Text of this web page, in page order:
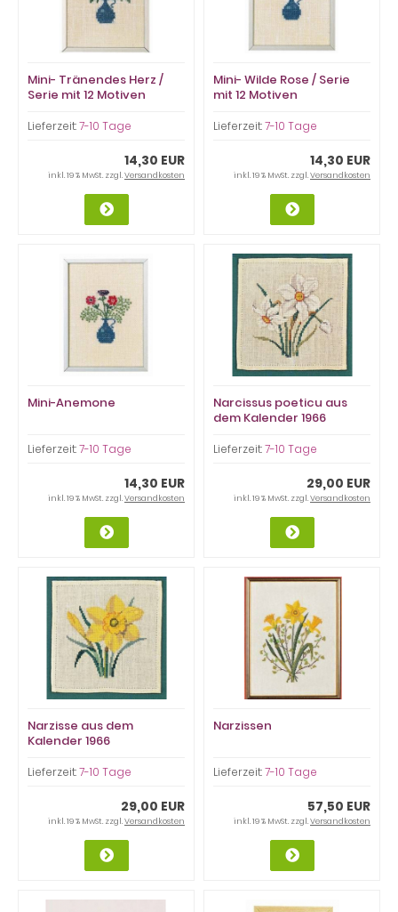
Mini- Tränendes Herz /
Serie mit 12 Motiven
Lieferzeit:7-10 Tage
14,30 EUR
inkl. 19 % MwSt. zzgl.Versandkosten
Mini- Wilde Rose / Serie
mit 12 Motiven
Lieferzeit:7-10 Tage
14,30 EUR
inkl. 19 % MwSt. zzgl.Versandkosten
Mini-Anemone
Lieferzeit:7-10 Tage
14,30 EUR
inkl. 19 % MwSt. zzgl.Versandkosten
Narcissus poeticu aus
dem Kalender 1966
Lieferzeit:7-10 Tage
29,00 EUR
inkl. 19 % MwSt. zzgl.Versandkosten
Narzisse aus dem
Kalender 1966
Lieferzeit:7-10 Tage
29,00 EUR
inkl. 19 % MwSt. zzgl.Versandkosten
Narzissen
Lieferzeit:7-10 Tage
57,50 EUR
inkl. 19 % MwSt. zzgl.Versandkosten